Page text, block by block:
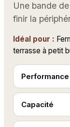
Une bande
finir la
Idéal pour :
terrasse à petit
Performance
Capacité